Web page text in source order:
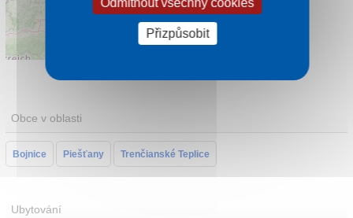
Obce v oblasti
Bojnice Piešťany Trenčianské Teplice
Ubytování
Přizpůsobit